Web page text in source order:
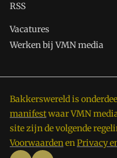
RSS
Vacatures
Werken bij VMN media
Bakkerswereld is
manifestwaar VMN
site zijn de volgende
VoorwaardenenPrivacy